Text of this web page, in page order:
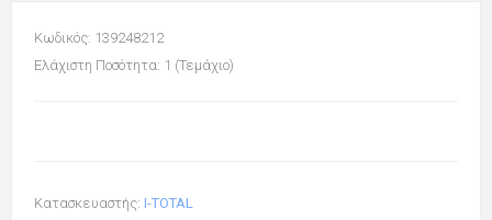
Κωδικός: 139248212
Ελάχιστη Ποσότητα: 1 (Τεμάχιο)
Κατασκευαστής: I-TOTAL